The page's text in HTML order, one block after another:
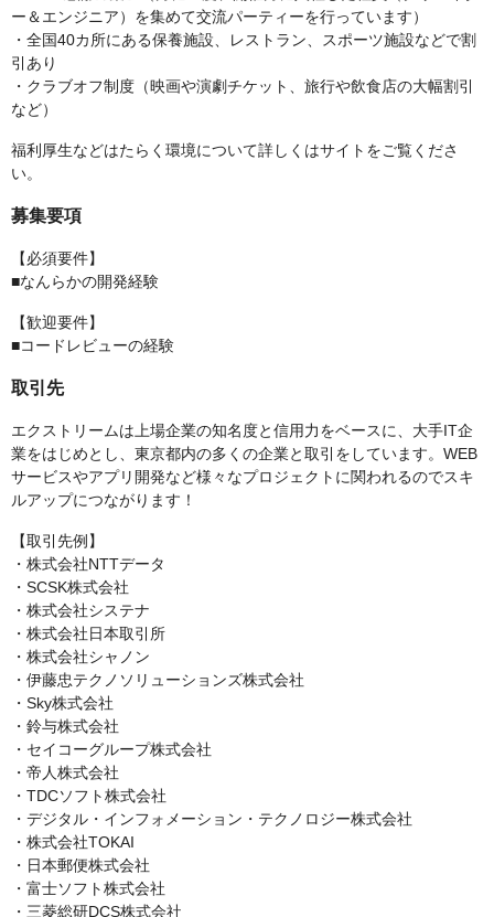
ー＆エンジニア）を集めて交流パーティーを行っています）
・全国40カ所にある保養施設、レストラン、スポーツ施設などで割
引あり
・クラブオフ制度（映画や演劇チケット、旅行や飲食店の大幅割引
など）
福利厚生などはたらく環境について詳しくはサイトをご覧くださ
い。
募集要項
【必須要件】
■なんらかの開発経験
【歓迎要件】
■コードレビューの経験
取引先
エクストリームは上場企業の知名度と信用力をベースに、大手IT企
業をはじめとし、東京都内の多くの企業と取引をしています。WEB
サービスやアプリ開発など様々なプロジェクトに関われるのでスキ
ルアップにつながります！
【取引先例】
・株式会社NTTデータ
・SCSK株式会社
・株式会社システナ
・株式会社日本取引所
・株式会社シャノン
・伊藤忠テクノソリューションズ株式会社
・Sky株式会社
・鈴与株式会社
・セイコーグループ株式会社
・帝人株式会社
・TDCソフト株式会社
・デジタル・インフォメーション・テクノロジー株式会社
・株式会社TOKAI
・日本郵便株式会社
・富士ソフト株式会社
・三菱総研DCS株式会社